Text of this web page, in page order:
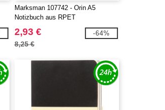
Marksman 107742 - Orin A5
Notizbuch aus RPET
2,93 €
8,25 €
-64%